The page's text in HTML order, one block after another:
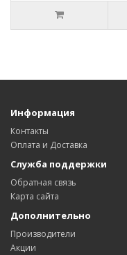
Информация
Контакты
Оплата и Доставка
Служба поддержки
Обратная связь
Карта сайта
Дополнительно
Производители
Акции